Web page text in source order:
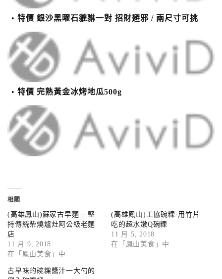
特價 銀沙黑曜石貔貅一對 招財避邪 / 兩尺寸可挑
特價 完熟黃金冰烤地瓜500g
相關
(高雄鳳山)蘇家古早麵 – 堅
持傳統柴燒爐灶阿公級老麵
店
11 月 9, 2018
在「鳳山美食」中
(高雄鳳山)工協碗粿-用竹片
吃的超水嫩Q碗粿
11 月 5, 2018
在「鳳山美食」中
古早味的碗粿醬汁一大勺的